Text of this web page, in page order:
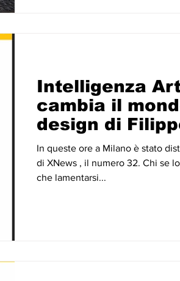
Intelligenza
cambia il
design di
XNews 32 è in
distribuzione...
PDF
In queste ore a Milano è stato
di XNews , il numero 32. Chi se
che lamentarsi...